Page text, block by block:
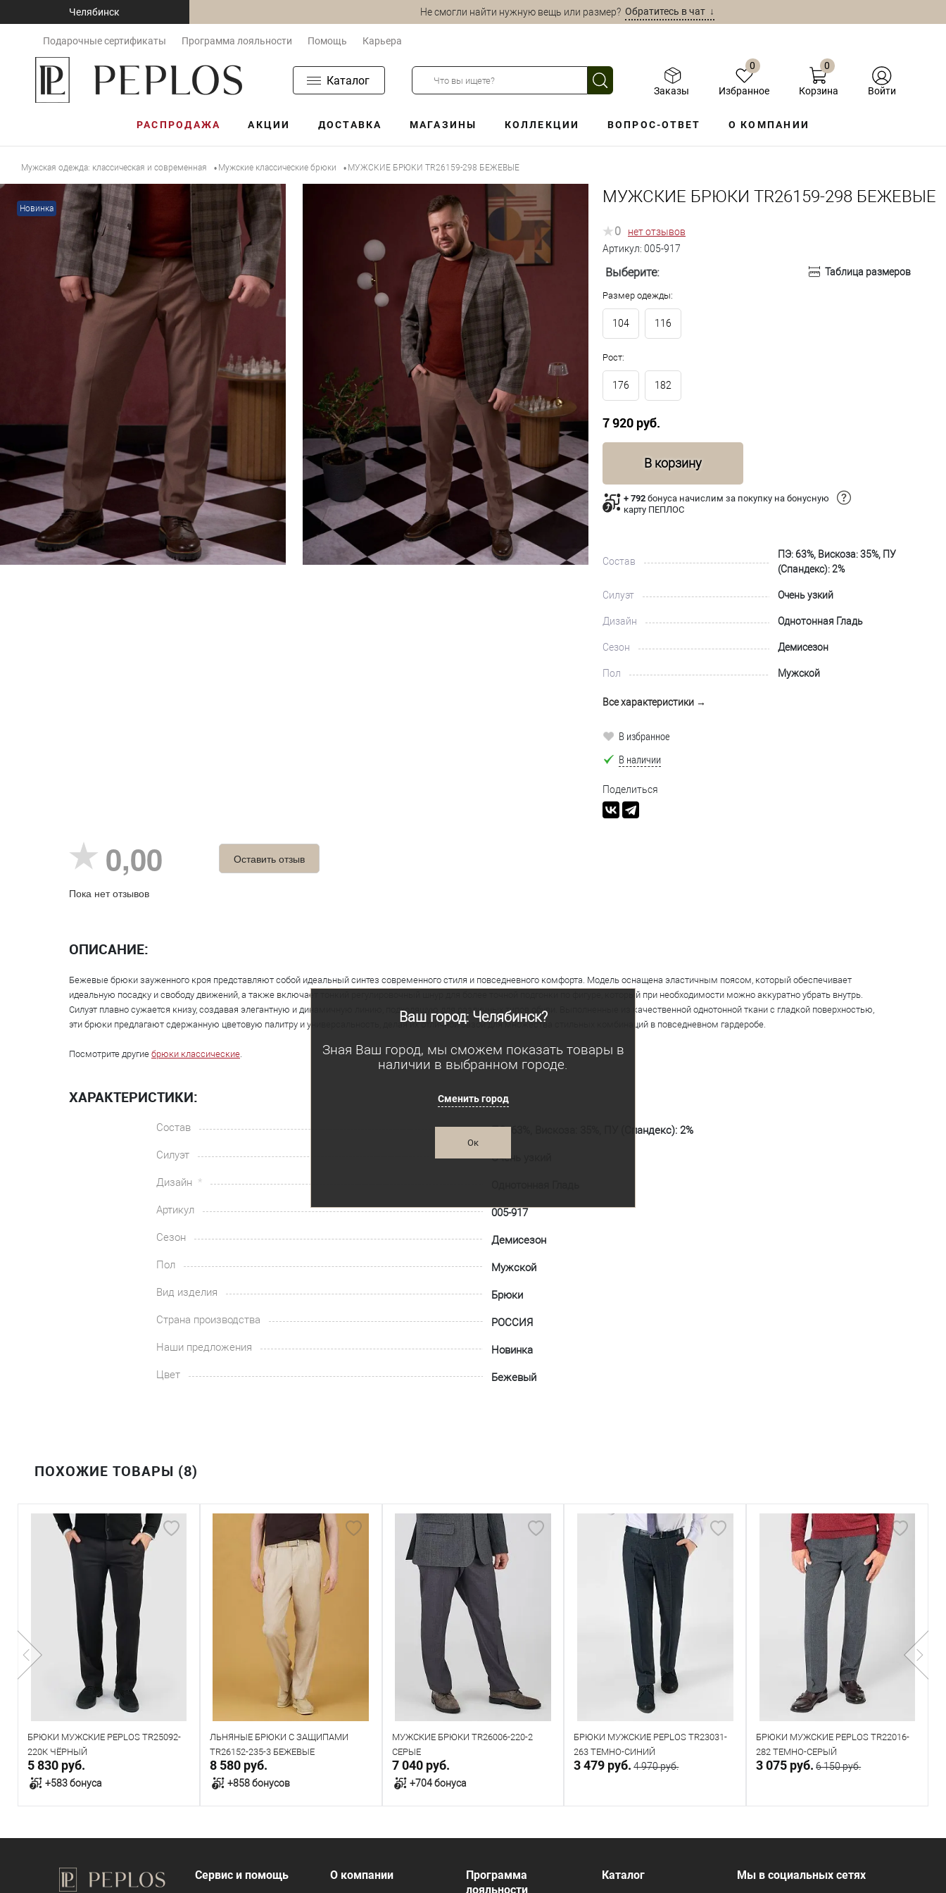
Челябинск
Ваш город: Челябинск?
Зная Ваш город, мы сможем показать товары в
наличии в выбранном городе.
Сменить город
Ок
Не смогли найти нужную вещь или размер?Обратитесь в чат ↓
Подарочные сертификаты Программа лояльности Помощь Карьера
Каталог
Заказы
0
Избранное
0
Корзина Войти
РАСПРОДАЖА АКЦИИ ДОСТАВКА МАГАЗИНЫ КОЛЛЕКЦИИ ВОПРОС-ОТВЕТ О КОМПАНИИ
Мужская одежда: классическая и современная • Мужские классические брюки • МУЖСКИЕ БРЮКИ TR26159-298 БЕЖЕВЫЕ
Новинка
МУЖСКИЕ БРЮКИ TR26159-298 БЕЖЕВЫЕ
0
нет отзывов
Артикул: 005-917
Выберите: Таблица размеров
Размер одежды:
104 116
Рост:
176 182
7 920 руб.
В корзину
+ 792 бонуса начислим за покупку на бонусную
карту ПЕПЛОС
Состав
ПЭ: 63%, Вискоза: 35%, ПУ
(Спандекс): 2%
Силуэт Очень узкий
Дизайн Однотонная Гладь
Сезон Демисезон
Пол Мужской
Все характеристики →
В избранное
В наличии
Поделиться
0,00
Пока нет отзывов
Оставить отзыв
ОПИСАНИЕ:
Бежевые брюки зауженного кроя представляют собой идеальный синтез современного стиля и повседневного комфорта. Модель оснащена эластичным поясом, который обеспечивает
идеальную посадку и свободу движений, а также включает тонкий регулировочный шнур для более точной подгонки по фигуре, который при необходимости можно аккуратно убрать внутрь.
Силуэт плавно сужается книзу, создавая элегантную и динамичную линию, подходящую для различных типов обуви. Выполненные из качественной однотонной ткани с гладкой поверхностью,
эти брюки предлагают сдержанную цветовую палитру и универсальность, делая их отличной базой для множества стильных комбинаций в повседневном гардеробе.
Посмотрите другие брюки классические.
ХАРАКТЕРИСТИКИ:
Состав
ПЭ: 63%, Вискоза: 35%, ПУ (Спандекс): 2%
Силуэт
Очень узкий
Дизайн
Артикул
005-917
Сезон
Демисезон
Пол
Мужской
Вид изделия
Брюки
Страна производства
РОССИЯ
Наши предложения
Новинка
Цвет
Бежевый
ПОХОЖИЕ ТОВАРЫ (8)
БРЮКИ МУЖСКИЕ PEPLOS TR25092-
220К ЧЁРНЫЙ
5 830 руб.
+583 бонуса
В корзину
В наличии
ЛЬНЯНЫЕ БРЮКИ С ЗАЩИПАМИ
TR26152-235-3 БЕЖЕВЫЕ
8 580 руб.
+858 бонусов
В корзину
В наличии
МУЖСКИЕ БРЮКИ TR26006-220-2
СЕРЫЕ
7 040 руб.
+704 бонуса
В корзину
БРЮКИ МУЖСКИЕ PEPLOS TR23031-
263 ТЕМНО-СИНИЙ
3 479 руб. 4 970 руб.
В корзину
В наличии
БРЮКИ МУЖСКИЕ PEPLOS TR22016-
282 ТЕМНО-СЕРЫЙ
3 075 руб. 6 150 руб.
В корзину
В наличии
Сервис и помощь О компании
Программа
лояльности
Каталог Мы в социальных сетях